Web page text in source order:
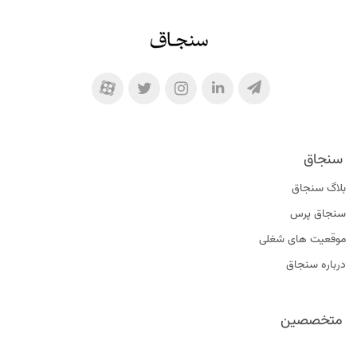
سنجاق
بلاگ سنجاق
سنجاق پرس
موقعیت‌ های شغلی
درباره سنجاق
متخصصین